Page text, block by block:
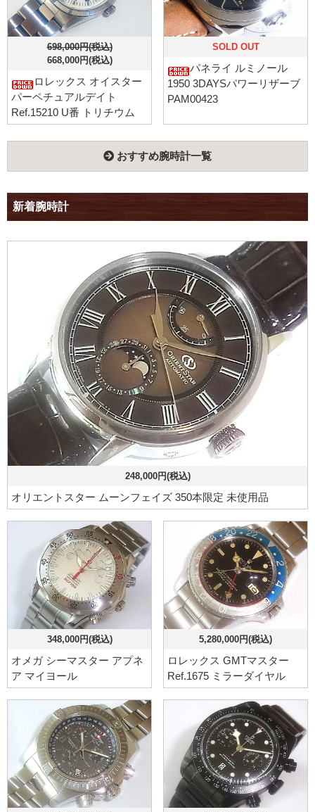
698,000円(税込)
668,000円(税込)
ロレックス オイスター
パーペチュアルデイト
Ref.15210 U番 トリチウム
SOLD OUT
パネライ ルミノール
1950 3DAYSパワーリザーブ
PAM00423
おすすめ腕時計一覧
新着腕時計
248,000円(税込)
オリエントスター ムーンフェイズ 350本限定 未使用品
348,000円(税込)
オメガ シーマスター アプネ
ア マイヨール
5,280,000円(税込)
ロレックス GMTマスター
Ref.1675 ミラーダイヤル